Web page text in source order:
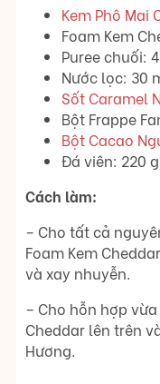
Kem Phô Mai
Foam Kem
Puree chuối:
Nước lọc: 30
Sốt Caramel
Bột Frappe
Bột Cacao
Đá viên: 220 g
Cách làm:
– Cho tất cả
Foam Kem
và xay nhuyễn.
– Cho hỗn hợp
Cheddar lên trên
Hương.